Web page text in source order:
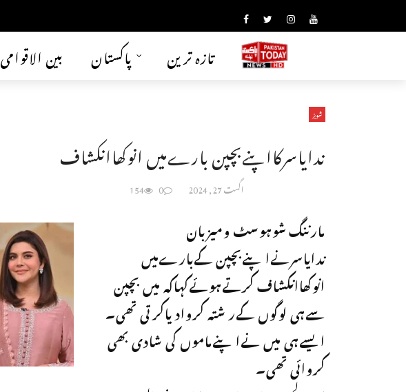
بین الاقوامی پاکستان تازہ ترین
شوبز
ندایاسرکااپنےبچپن بارےمیں انوکھاانکشاف
اگست 27, 2024 0
154
مارننگ شوہوسٹ ومیزبان
ندایاسرنےاپنےبچپن کےبارےمیں
انوکھاانکشاف کرتےہوئےکہاکہ میں بچپن
سےہی لوگوں کےر شتہ کروادیاکرتی تھی۔
ایسےہی میں نےاپنےماموں کی شادی بھی
کروائی تھی۔